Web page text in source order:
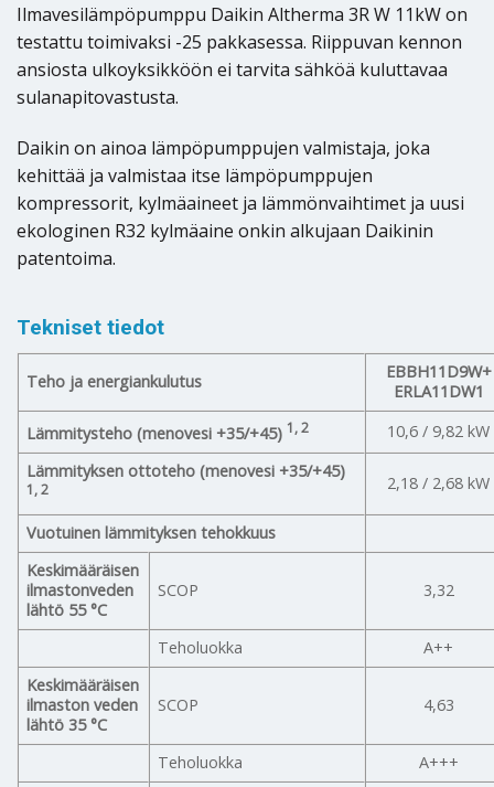
Ilmavesilämpöpumppu Daikin Altherma 3R W 11kW on
testattu toimivaksi -25 pakkasessa. Riippuvan kennon
ansiosta ulkoyksikköön ei tarvita sähköä kuluttavaa
sulanapitovastusta.
Daikin on ainoa lämpöpumppujen valmistaja, joka
kehittää ja valmistaa itse lämpöpumppujen
kompressorit, kylmäaineet ja lämmönvaihtimet ja uusi
ekologinen R32 kylmäaine onkin alkujaan Daikinin
patentoima.
Tekniset tiedot
Teho ja energiankulutus
EBBH11D9W+
ERLA11DW1
Lämmitysteho (menovesi +35/+45) 1, 2
10,6 / 9,82 kW
Lämmityksen ottoteho (menovesi +35/+45)
1, 2 2,18 / 2,68 kW
Vuotuinen lämmityksen tehokkuus
Keskimääräisen
ilmastonveden
lähtö 55 °C
SCOP 3,32
Teholuokka
A++
Keskimääräisen
ilmaston veden
lähtö 35 °C
SCOP 4,63
Teholuokka
A+++